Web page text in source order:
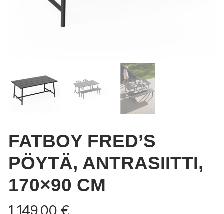
FATBOY FRED’S
PÖYTÄ, ANTRASIITTI,
170×90 CM